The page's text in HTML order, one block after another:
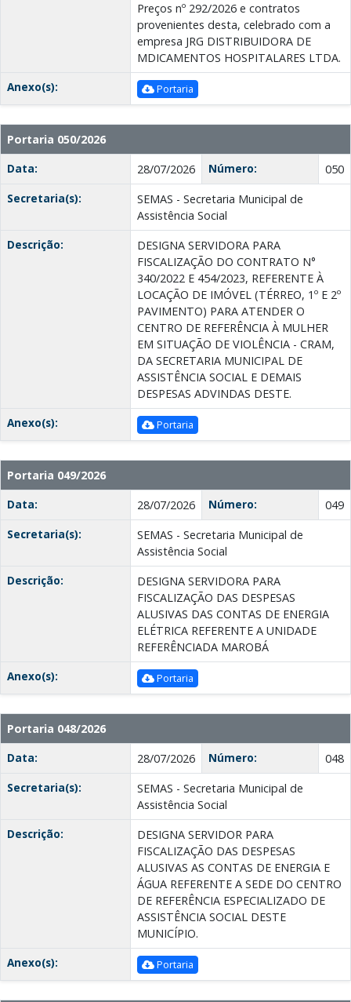
Preços nº 292/2026 e contratos
provenientes desta, celebrado com a
empresa JRG DISTRIBUIDORA DE
MDICAMENTOS HOSPITALARES LTDA.
Anexo(s):
Portaria
Portaria 050/2026
Data:
28/07/2026 Número:
050
Secretaria(s):
SEMAS - Secretaria Municipal de
Assistência Social
Descrição:
DESIGNA SERVIDORA PARA
FISCALIZAÇÃO DO CONTRATO N°
340/2022 E 454/2023, REFERENTE À
LOCAÇÃO DE IMÓVEL (TÉRREO, 1º E 2º
PAVIMENTO) PARA ATENDER O
CENTRO DE REFERÊNCIA À MULHER
EM SITUAÇÃO DE VIOLÊNCIA - CRAM,
DA SECRETARIA MUNICIPAL DE
ASSISTÊNCIA SOCIAL E DEMAIS
DESPESAS ADVINDAS DESTE.
Anexo(s):
Portaria
Portaria 049/2026
Data:
28/07/2026 Número:
049
Secretaria(s):
SEMAS - Secretaria Municipal de
Assistência Social
Descrição:
DESIGNA SERVIDORA PARA
FISCALIZAÇÃO DAS DESPESAS
ALUSIVAS DAS CONTAS DE ENERGIA
ELÉTRICA REFERENTE A UNIDADE
REFERÊNCIADA MAROBÁ
Anexo(s):
Portaria
Portaria 048/2026
Data:
28/07/2026 Número:
048
Secretaria(s):
SEMAS - Secretaria Municipal de
Assistência Social
Descrição:
DESIGNA SERVIDOR PARA
FISCALIZAÇÃO DAS DESPESAS
ALUSIVAS AS CONTAS DE ENERGIA E
ÁGUA REFERENTE A SEDE DO CENTRO
DE REFERÊNCIA ESPECIALIZADO DE
ASSISTÊNCIA SOCIAL DESTE
MUNICÍPIO.
Anexo(s):
Portaria